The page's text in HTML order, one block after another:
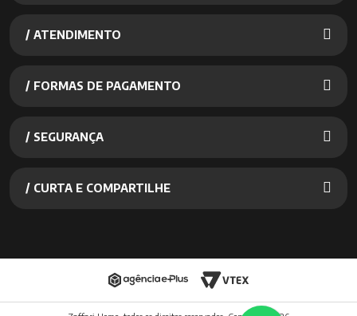
/ ATENDIMENTO
/ FORMAS DE PAGAMENTO
/ SEGURANÇA
/ CURTA E COMPARTILHE